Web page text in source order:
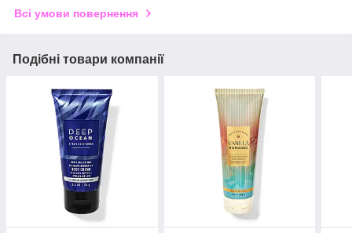
Всі умови повернення
Подібні товари компанії